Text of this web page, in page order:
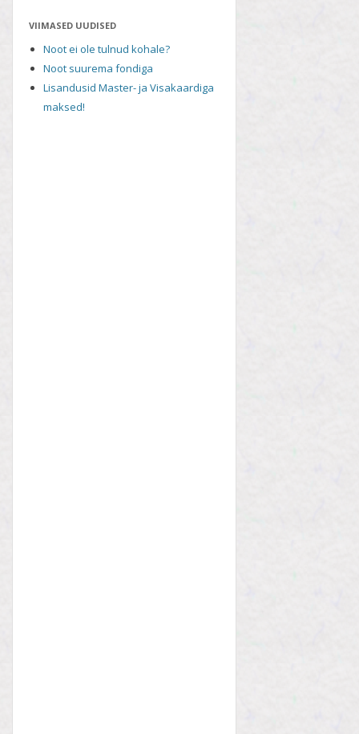
VIIMASED UUDISED
Noot ei ole tulnud kohale?
Noot suurema fondiga
Lisandusid Master- ja Visakaardiga
maksed!